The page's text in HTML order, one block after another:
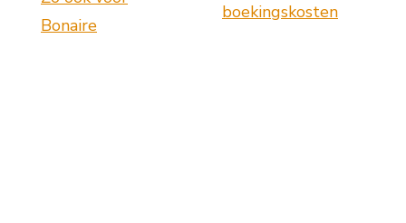
Bonaire
boekingskosten